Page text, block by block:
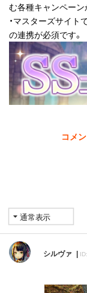
む各種キャンペー
・マスターズサイ
の連携が必須です。
コメ
シルヴァ